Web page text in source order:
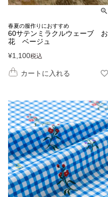
春夏の服作りにおすすめ
60サテンミラクルウェーブ お
花 ベージュ
¥1,100税込
カートに入れる